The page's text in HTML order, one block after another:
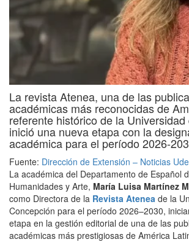
La revista Atenea, una de las
académicas más reconocidas de
referente histórico de la
inició una nueva etapa con la
académica para el período 2026-
Fuente: Dirección de Extensión – Noticias
La académica del Departamento de Español
Humanidades y Arte, María Luisa Martínez
como Directora de la Revista Atenea de la
Concepción para el período 2026–2030,
etapa en la gestión editorial de una de las
académicas más prestigiosas de América